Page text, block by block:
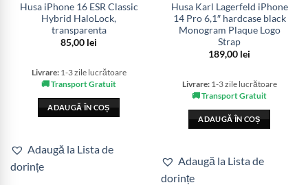
Husa iPhone 16 ESR Classic
Hybrid HaloLock,
transparenta
85,00 lei
Livrare:1-3 zile lucrătoare
🚚 Transport Gratuit
ADAUGĂ ÎN COȘ
Adaugă la Lista de
dorințe
Husa Karl Lagerfeld iPhone
14 Pro 6,1″ hardcase black
Monogram Plaque Logo
Strap
189,00 lei
Livrare:1-3 zile lucrătoare
🚚 Transport Gratuit
ADAUGĂ ÎN COȘ
Adaugă la Lista de
dorințe